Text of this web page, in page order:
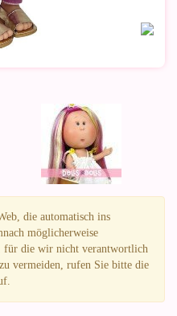
die automatisch ins
möglicherweise
für die wir nicht verantwortlich
vermeiden, rufen Sie bitte die